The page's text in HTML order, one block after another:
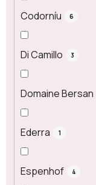
Codorníu 6
Di Camillo 3
Domaine Bersan
Ederra 1
Espenhof 4